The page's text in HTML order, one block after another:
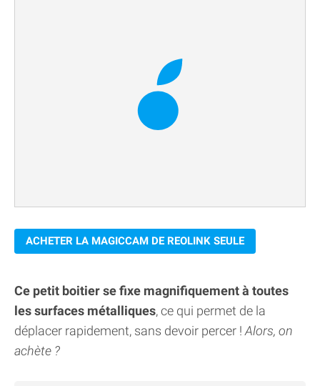
ACHETER LA MAGICCAM DE REOLINK SEULE
Ce petit boitier se fixe magnifiquement à toutes
les surfaces métalliques, ce qui permet de la
déplacer rapidement, sans devoir percer ! Alors, on
achète ?